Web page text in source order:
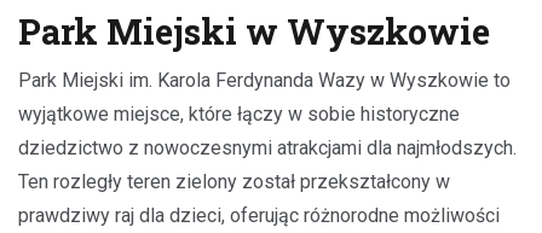
Park Miejski w Wyszkowie
Park Miejski im. Karola Ferdynanda Wazy w Wyszkowie to
wyjątkowe miejsce, które łączy w sobie historyczne
dziedzictwo z nowoczesnymi atrakcjami dla najmłodszych.
Ten rozległy teren zielony został przekształcony w
prawdziwy raj dla dzieci, oferując różnorodne możliwości